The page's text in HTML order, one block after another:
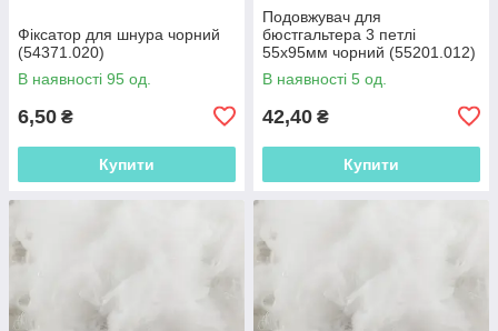
Фіксатор для шнура чорний
(54371.020)
В наявності 95 од.
6,50 ₴
Купити
Подовжувач для
бюстгальтера 3 петлі
55х95мм чорний (55201.012)
В наявності 5 од.
42,40 ₴
Купити